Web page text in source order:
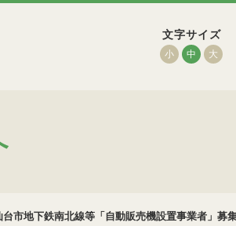
文字サイズ
小 中 大
台市地下鉄南北線等「自動販売機設置事業者」募